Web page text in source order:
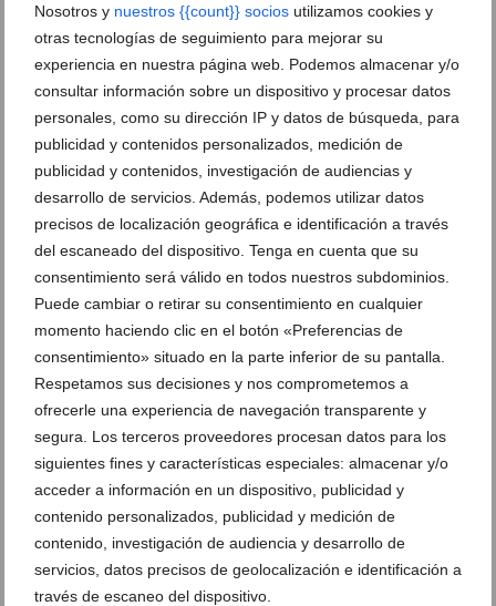
Nosotros y nuestros {{count}} socios utilizamos cookies y
otras tecnologías de seguimiento para mejorar su
experiencia en nuestra página web. Podemos almacenar y/o
consultar información sobre un dispositivo y procesar datos
personales, como su dirección IP y datos de búsqueda, para
publicidad y contenidos personalizados, medición de
publicidad y contenidos, investigación de audiencias y
desarrollo de servicios. Además, podemos utilizar datos
precisos de localización geográfica e identificación a través
del escaneado del dispositivo. Tenga en cuenta que su
consentimiento será válido en todos nuestros subdominios.
Puede cambiar o retirar su consentimiento en cualquier
momento haciendo clic en el botón «Preferencias de
consentimiento» situado en la parte inferior de su pantalla.
Respetamos sus decisiones y nos comprometemos a
ofrecerle una experiencia de navegación transparente y
segura. Los terceros proveedores procesan datos para los
siguientes fines y características especiales: almacenar y/o
acceder a información en un dispositivo, publicidad y
contenido personalizados, publicidad y medición de
contenido, investigación de audiencia y desarrollo de
servicios, datos precisos de geolocalización e identificación a
través de escaneo del dispositivo.
La marejada llena de posidonia las playas de Dénia:
el Ayuntamiento estima dos semanas para
recuperar la normalidad
29 de julio de 2026